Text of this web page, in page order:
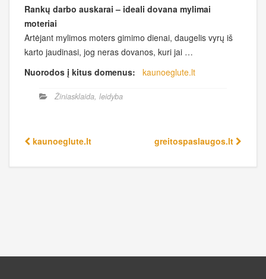
Rankų darbo auskarai – ideali dovana mylimai
moteriai
Artėjant mylimos moters gimimo dienai, daugelis vyrų iš
karto jaudinasi, jog neras dovanos, kuri jai …
Nuorodos į kitus domenus:
kaunoeglute.lt
Žiniasklaida, leidyba
kaunoeglute.lt greitospaslaugos.lt